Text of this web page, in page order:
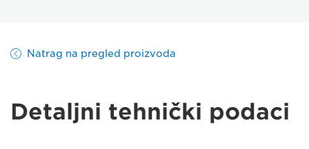
Natrag na pregled proizvoda
Detaljni tehnički podaci